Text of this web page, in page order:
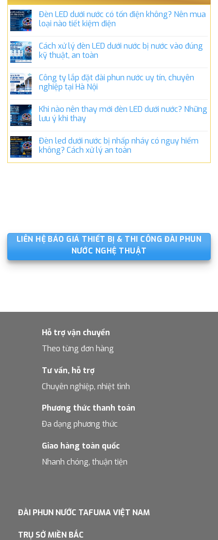
Đèn LED dưới nước có tốn điện không? Nên mua
loại nào tiết kiệm điện
Cách xử lý đèn LED dưới nước bị nước vào đúng
kỹ thuật, an toàn
Công ty lắp đặt đài phun nước uy tín, chuyên
nghiệp tại Hà Nội
Khi nào nên thay mới đèn LED dưới nước? Những
lưu ý khi thay
Đèn led dưới nước bị nhấp nháy có nguy hiểm
không? Cách xử lý an toàn
LIÊN HỆ BÁO GIÁ THIẾT BỊ & THI CÔNG ĐÀI PHUN
NƯỚC NGHỆ THUẬT
Hỗ trợ vận chuyển
Theo từng đơn hàng
Tư vấn, hỗ trợ
Chuyên nghiệp, nhiệt tình
Phương thức thanh toán
Đa dạng phương thức
Giao hàng toàn quốc
Nhanh chóng, thuận tiện
ĐÀI PHUN NƯỚC TAFUMA VIỆT NAM
TRỤ SỞ MIỀN BẮC